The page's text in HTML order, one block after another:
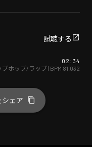
試聴する
02:34
プホップ/ラップ| BPM 81.032
ェア